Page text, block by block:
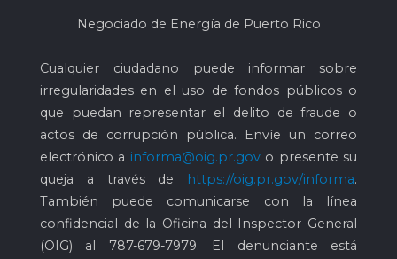
Negociado de Energía de Puerto Rico
Cualquier ciudadano puede informar sobre
irregularidades en el uso de fondos públicos o
que puedan representar el delito de fraude o
actos de corrupción pública. Envíe un correo
electrónico a informa@oig.pr.govo presente su
queja a través de
https://oig.pr.gov/informa.
También puede comunicarse con la línea
confidencial de la Oficina del Inspector General
(OIG) al 787-679-7979. El denunciante está